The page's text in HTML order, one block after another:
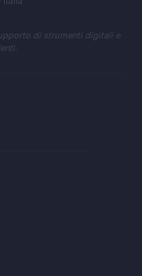
di strumenti digitali e